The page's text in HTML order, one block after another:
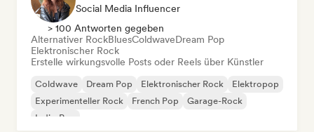
Social Media Influencer
> 100 Antworten gegeben
Alternativer RockBluesColdwaveDream Pop
Elektronischer Rock
Erstelle wirkungsvolle Posts oder Reels über Künstler
Coldwave Dream Pop Elektronischer Rock
Elektropop
Experimenteller Rock
French Pop
Garage-Rock
Indie-Pop